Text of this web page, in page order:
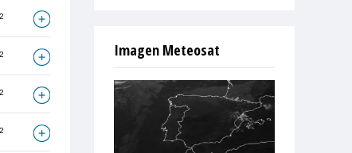
2
2
2
2
Imagen Meteosat